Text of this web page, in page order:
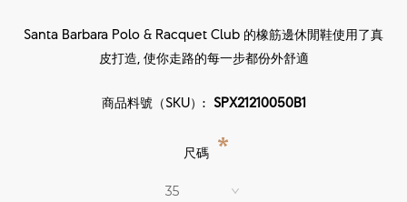
Santa Barbara Polo & Racquet Club 的橡筋邊休閒鞋使用了真
皮打造, 使你走路的每一步都份外舒適
商品料號（SKU）: SPX21210050B1
尺碼 *